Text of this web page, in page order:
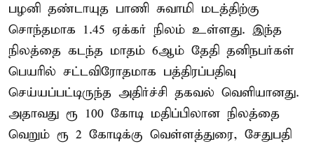
பழனி தண்டாயுத பாணி சுவாமி மடத்திற்கு
சொந்தமாக 1.45 ஏக்கர் நிலம் உள்ளது. இந்த
நிலத்தை கடந்த மாதம் 6ஆம் தேதி தனிநபர்கள்
பெயரில் சட்டவிரோதமாக பத்திரப்பதிவு
செய்யப்பட்டிருந்த அதிர்ச்சி தகவல் வெளியானது.
அதாவது ரூ 100 கோடி மதிப்பிலான நிலத்தை
வெறும் ரூ 2 கோடிக்கு வெள்ளத்துரை, சேதுபதி